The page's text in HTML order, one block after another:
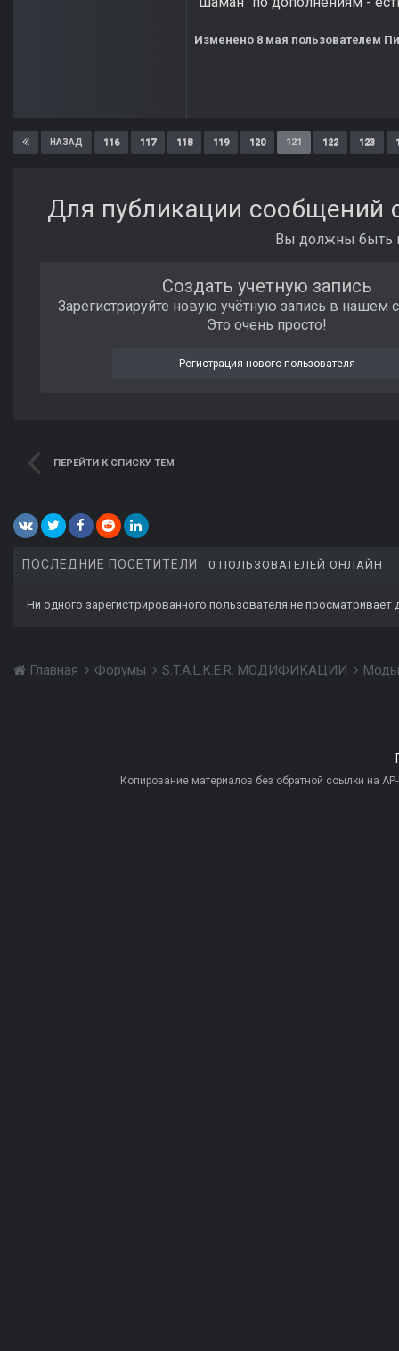
Изменено 8 мая пользователем
НАЗАД 116 117 118 119 120 121 122 123
Для публикации сообщений
Вы должны быть
Создать учетную запись
Зарегистрируйте новую учётную запись в нашем
Это очень просто!
Регистрация нового пользователя
ПЕРЕЙТИ К СПИСКУ ТЕМ
ПОСЛЕДНИЕ ПОСЕТИТЕЛИ 0 ПОЛЬЗОВАТЕЛЕЙ ОНЛАЙН
Ни одного зарегистрированного пользователя не просматривает
Главная Форумы S.T.A.L.K.E.R. МОДИФИКАЦИИ
Копирование материалов без обратной ссылки на